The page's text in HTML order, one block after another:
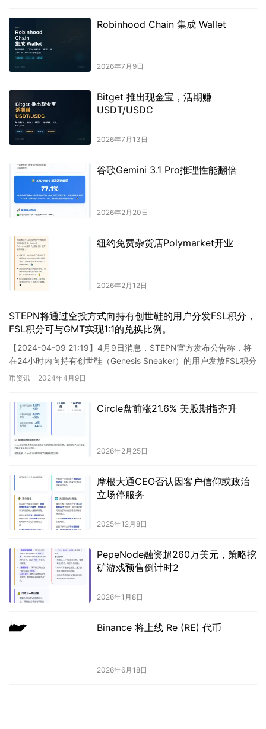
Robinhood Chain 集成 Wallet
2026年7月9日
Bitget 推出现金宝，活期赚
USDT/USDC
2026年7月13日
谷歌Gemini 3.1 Pro推理性能翻倍
2026年2月20日
纽约免费杂货店Polymarket开业
2026年2月12日
STEPN将通过空投方式向持有创世鞋的用户分发FSL积分，
FSL积分可与GMT实现1:1的兑换比例。
【2024-04-09 21:19】4月9日消息，STEPN官方发布公告称，将
在24小时内向持有创世鞋（Genesis Sneaker）的用户发放FSL积分
的空投奖励（可1:1兑换…
币资讯 2024年4月9日
Circle盘前涨21.6% 美股期指齐升
2026年2月25日
摩根大通CEO否认因客户信仰或政治
立场停服务
2025年12月8日
PepeNode融资超260万美元，策略挖
矿游戏预售倒计时2
2026年1月8日
Binance 将上线 Re (RE) 代币
2026年6月18日